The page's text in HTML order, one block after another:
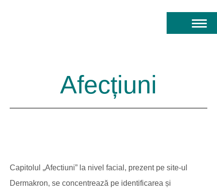
Afecțiuni
Capitolul „Afectiuni” la nivel facial, prezent pe site-ul
Dermakron, se concentrează pe identificarea și